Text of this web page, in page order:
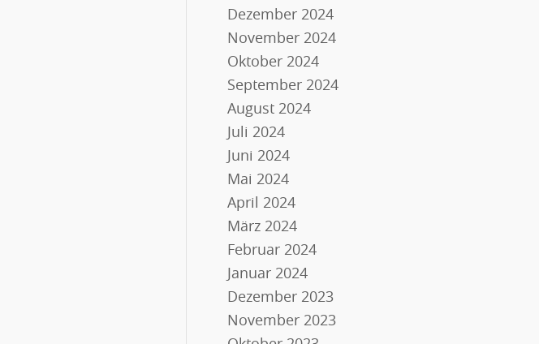
Dezember 2024
November 2024
Oktober 2024
September 2024
August 2024
Juli 2024
Juni 2024
Mai 2024
April 2024
März 2024
Februar 2024
Januar 2024
Dezember 2023
November 2023